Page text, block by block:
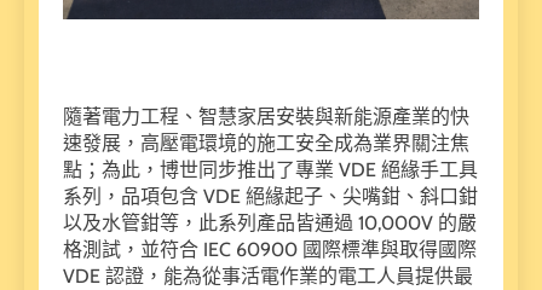
隨著電力工程、智慧家居安裝與新能源產業的快
速發展，高壓電環境的施工安全成為業界關注焦
點；為此，博世同步推出了專業 VDE 絕緣手工具
系列，品項包含 VDE 絕緣起子、尖嘴鉗、斜口鉗
以及水管鉗等，此系列產品皆通過 10,000V 的嚴
格測試，並符合 IEC 60900 國際標準與取得國際
VDE 認證，能為從事活電作業的電工人員提供最